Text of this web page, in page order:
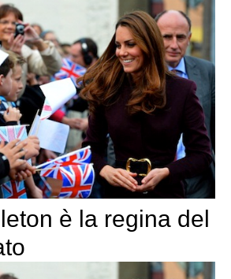
è la regina del